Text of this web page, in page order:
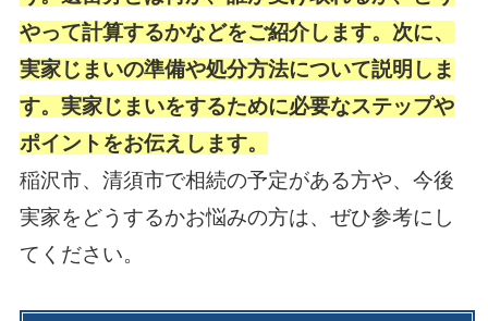
やって計算するかなどをご紹介します。次に、
実家じまいの準備や処分方法について説明しま
す。実家じまいをするために必要なステップや
ポイントをお伝えします。
稲沢市、清須市で相続の予定がある方や、今後
実家をどうするかお悩みの方は、ぜひ参考にし
てください。